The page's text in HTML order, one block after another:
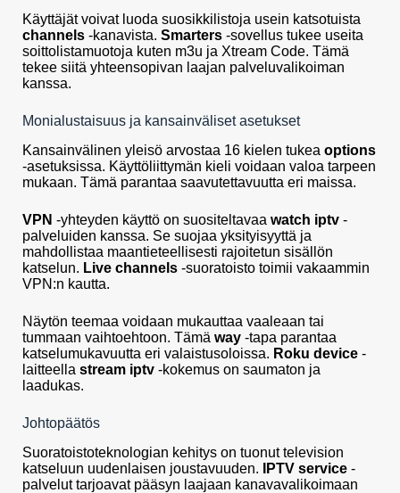
Käyttäjät voivat luoda suosikkilistoja usein katsotuista
channels -kanavista. Smarters -sovellus tukee useita
soittolistamuotoja kuten m3u ja Xtream Code. Tämä
tekee siitä yhteensopivan laajan palveluvalikoiman
kanssa.
Monialustaisuus ja kansainväliset asetukset
Kansainvälinen yleisö arvostaa 16 kielen tukea options
-asetuksissa. Käyttöliittymän kieli voidaan valoa tarpeen
mukaan. Tämä parantaa saavutettavuutta eri maissa.
VPN -yhteyden käyttö on suositeltavaa watch iptv -
palveluiden kanssa. Se suojaa yksityisyyttä ja
mahdollistaa maantieteellisesti rajoitetun sisällön
katselun. Live channels -suoratoisto toimii vakaammin
VPN:n kautta.
Näytön teemaa voidaan mukauttaa vaaleaan tai
tummaan vaihtoehtoon. Tämä way -tapa parantaa
katselumukavuutta eri valaistusoloissa. Roku device -
laitteella stream iptv -kokemus on saumaton ja
laadukas.
Johtopäätös
Suoratoistoteknologian kehitys on tuonut television
katseluun uudenlaisen joustavuuden.
IPTV service -
palvelut tarjoavat pääsyn laajaan kanavavalikoimaan